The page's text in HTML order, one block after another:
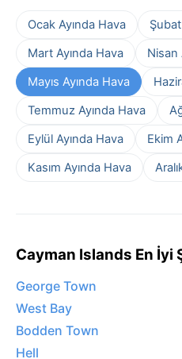
Ocak Ayında Hava
Mart Ayında Hava
Nisan
Mayıs Ayında Hava
Temmuz Ayında Hava
Eylül Ayında Hava
Ekim
Kasım Ayında Hava
Cayman Islands En İyi
George Town
West Bay
Bodden Town
Hell